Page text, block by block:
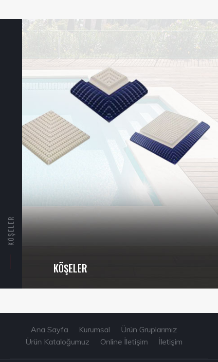
KÖŞELER
KÖŞELER
Ana Sayfa Kurumsal
Ürün Gruplarımız
Ürün Kataloğumuz
Online İletişim İletişim